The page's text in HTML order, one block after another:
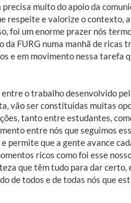
muito do apoio da
respeite e valorize o contexto,
foi um enorme prazer nós
da FURG numa manhã de
e em movimento nessa tarefa
o trabalho desenvolvido
vão ser constituídas muitas
tanto entre estudantes,
entre nós que seguimos
permite que a gente avance
ricos como foi esse
que têm tudo para dar
de todos e de todas nós que